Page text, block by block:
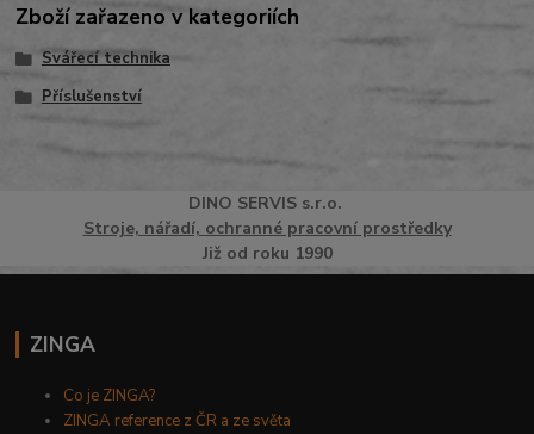
Zboží zařazeno v kategoriích
Svářecí technika
Příslušenství
DINO SERVISs.r.o.
Stroje, nářadí, ochranné pracovní prostředky
Již od roku 1990
ZINGA
Co je ZINGA?
ZINGA reference z ČR a ze světa